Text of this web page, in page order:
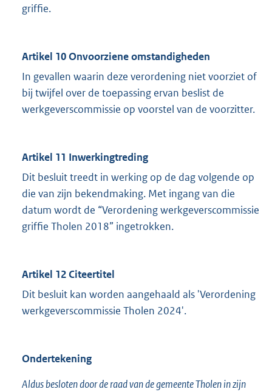
griffie.
Artikel 10 Onvoorziene omstandigheden
In gevallen waarin deze verordening niet voorziet of
bij twijfel over de toepassing ervan beslist de
werkgeverscommissie op voorstel van de voorzitter.
Artikel 11 Inwerkingtreding
Dit besluit treedt in werking op de dag volgende op
die van zijn bekendmaking. Met ingang van die
datum wordt de “Verordening werkgeverscommissie
griffie Tholen 2018” ingetrokken.
Artikel 12 Citeertitel
Dit besluit kan worden aangehaald als 'Verordening
werkgeverscommissie Tholen 2024'.
Ondertekening
Aldus besloten door de raad van de gemeente Tholen in zijn